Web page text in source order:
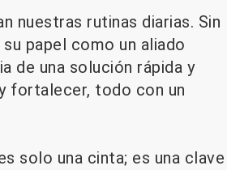
nuestras rutinas diarias. Sin
papel como un aliado
de una solución rápida y
fortalecer, todo con un
solo una cinta; es una clave